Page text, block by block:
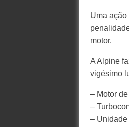
Uma
motor.
A Alpine
vigésimo
– Motor
–
– Unidade